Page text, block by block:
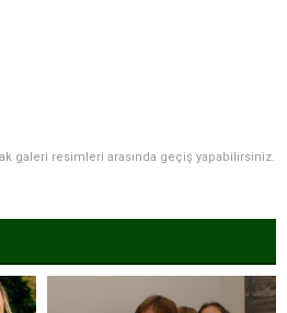
galeri resimleri arasında geçiş yapabilirsiniz.